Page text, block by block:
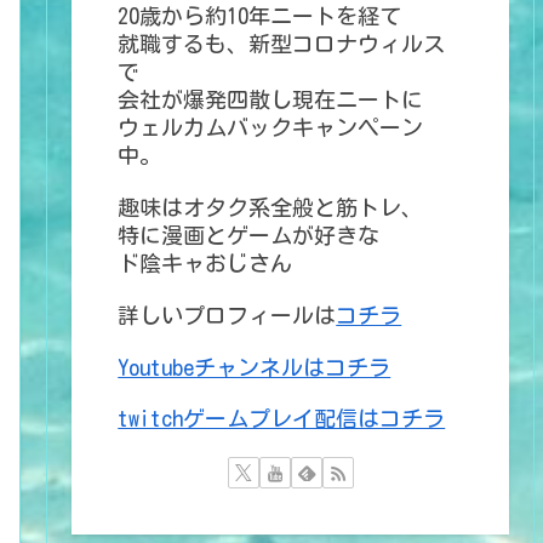
20歳から約10年ニートを経て
就職するも、新型コロナウィルス
で
会社が爆発四散し現在ニートに
ウェルカムバックキャンペーン
中。
趣味はオタク系全般と筋トレ、
特に漫画とゲームが好きな
ド陰キャおじさん
詳しいプロフィールはコチラ
Youtubeチャンネルはコチラ
twitchゲームプレイ配信はコチラ